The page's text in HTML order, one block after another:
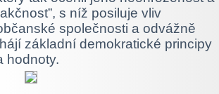
s níž posiluje vliv
společnosti a odvážně
hájí základní demokratické principy
hodnoty.